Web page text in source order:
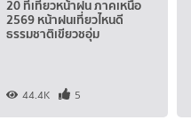
20 ที่เที่ยวหน้าฝน ภาคเหนือ
2569 หน้าฝนเที่ยวไหนดี
ธรรมชาติเขียวชอุ่ม
44.4K 5